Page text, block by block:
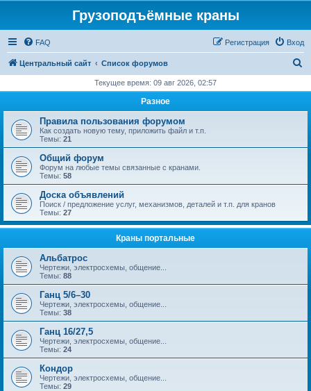
Грузоподъёмные краны
FAQ Вход
Регистрация
Центральный сайт Список форумов
с
Текущее время: 09 авг 2026, 02:57
Разное
Правила пользования форумом
Как создать новую тему, приложить файл и т.п.
Темы: 21
Общий форум
Форум на любые темы связанные с кранами.
Темы: 58
Доска объявлений
Поиск / предложение услуг, механизмов, деталей и т.п. для кранов
Темы: 27
Краны портальные
Альбатрос
Чертежи, электросхемы, общение...
Темы: 88
Ганц 5/6–30
Чертежи, электросхемы, общение...
Темы: 38
Ганц 16/27,5
Чертежи, электросхемы, общение...
Темы: 24
Кондор
Чертежи, электросхемы, общение...
Темы: 29